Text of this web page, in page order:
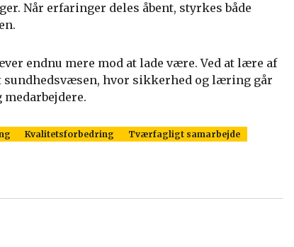
Når erfaringer deles åbent, styrkes både
endnu mere mod at lade være. Ved at lære af
sundhedsvæsen, hvor sikkerhed og læring går
Kvalitetsforbedring Tværfagligt samarbejde